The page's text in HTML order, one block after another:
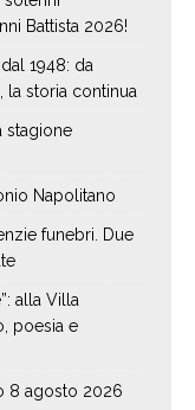
Battista 2026!
1948: da
la storia continua
stagione
Napolitano
funebri. Due
alla Villa
poesia e
8 agosto 2026